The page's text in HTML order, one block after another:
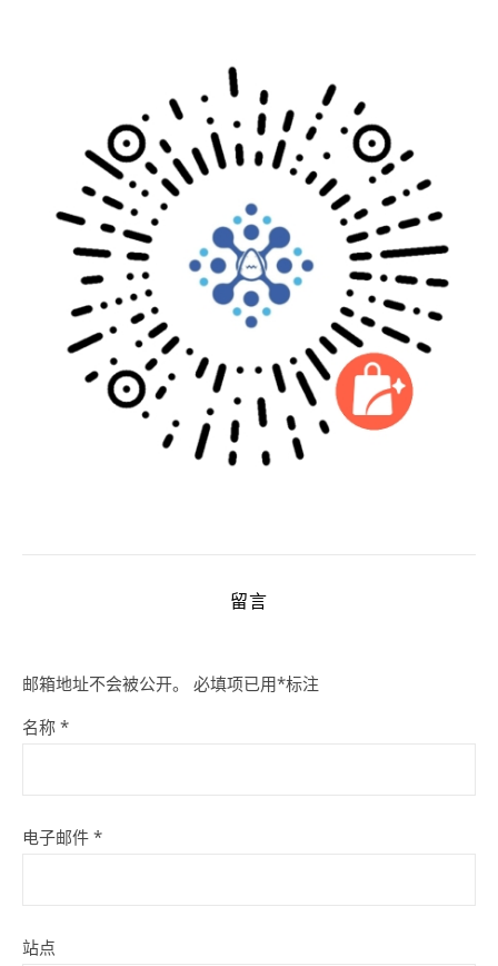
留言
邮箱地址不会被公开。 必填项已用*标注
名称 *
电子邮件 *
站点